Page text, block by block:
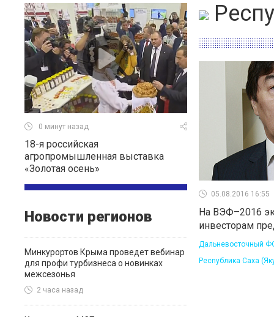
0 минут назад
18-я российская
агропромышленная выставка
«Золотая осень»
Новости регионов
Минкурортов Крыма проведет вебинар
для профи турбизнеса о новинках
межсезонья
2 часа назад
05.08.2016 16:55
На ВЭФ–2016
инвесторам
Дальневосточный
Республика Саха